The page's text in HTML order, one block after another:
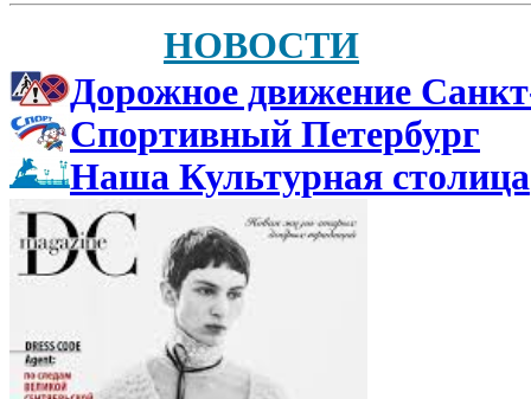
НОВОСТИ
Дорожное движение
Спортивный Петербург
Наша Культурная столица